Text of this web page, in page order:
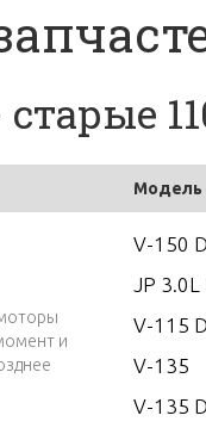
Модель
и
V-150
JP 3.0L
V-115
V-135
V-135